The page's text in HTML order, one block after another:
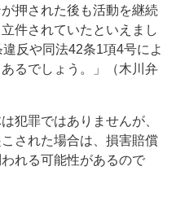
押された後も活動を継続
件されていたといえまし
反や同法42条1項4号によ
るでしょう。」（木川弁
犯罪ではありませんが、
された場合は、損害賠償
れる可能性があるので